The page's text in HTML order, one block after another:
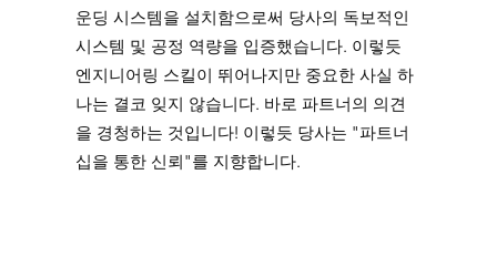
운딩 시스템을 설치함으로써 당사의 독보적인
시스템 및 공정 역량을 입증했습니다. 이렇듯
엔지니어링 스킬이 뛰어나지만 중요한 사실 하
나는 결코 잊지 않습니다. 바로 파트너의 의견
을 경청하는 것입니다! 이렇듯 당사는 "파트너
십을 통한 신뢰"를 지향합니다.